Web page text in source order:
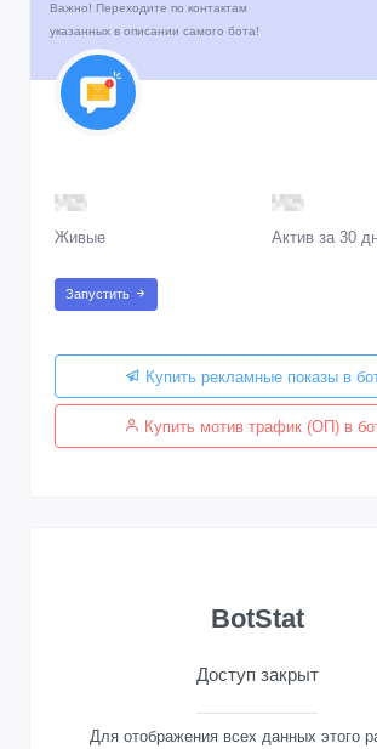
Важно! Переходите по контактам
указанных в описании самого бота!
Живые Актив за 30
Запустить
Купить рекламные показы в
Купить мотив трафик (ОП) в
BotStat
Доступ закрыт
Для отображения всех данных этого